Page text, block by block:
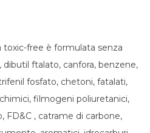
toxic-free è formulata senza
ftalato, canfora, benzene,
fosfato, chetoni, fatalati,
filmogeni poliuretanici,
FD&C , catrame di carbone,